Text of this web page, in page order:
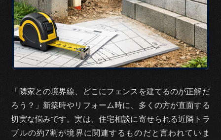
「隣家との境界線、どこにフェンスを建てるのが正解だ
ろう？」新築時やリフォーム時に、多くの方が直面する
切実な悩みです。実は、住宅相談に寄せられる近隣トラ
ブルの約7割が境界に関連するものだと言われていま